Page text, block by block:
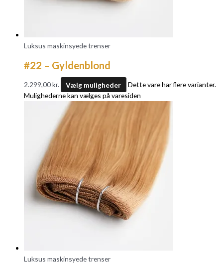
Luksus maskinsyede trenser
#22 – Gyldenblond
2.299,00kr. Vælg muligheder
Dette vare har flere varianter.
Mulighederne kan vælges på varesiden
Luksus maskinsyede trenser